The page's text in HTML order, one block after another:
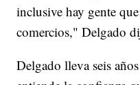
inclusive hay gente
comercios," Delgado
Delgado lleva seis